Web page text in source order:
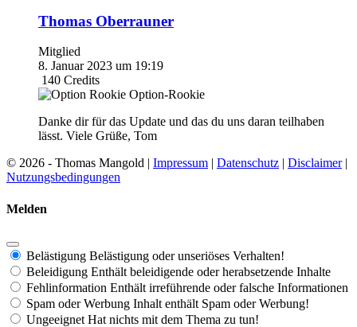
Thomas Oberrauner
Mitglied
8. Januar 2023 um 19:19
140 Credits
Option-Rookie
Danke dir für das Update und das du uns daran teilhaben
lässt. Viele Grüße, Tom
© 2026 - Thomas Mangold | Impressum | Datenschutz | Disclaimer|
Nutzungsbedingungen
Melden
Belästigung Belästigung oder unseriöses Verhalten!
Beleidigung Enthält beleidigende oder herabsetzende Inhalte
Fehlinformation Enthält irreführende oder falsche Informationen
Spam oder Werbung Inhalt enthält Spam oder Werbung!
Ungeeignet Hat nichts mit dem Thema zu tun!